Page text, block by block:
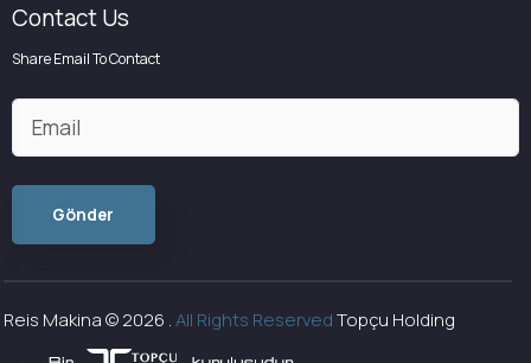
Contact Us
Share Email To Contact
Reis Makina ©2026 .All Rights Reserved Topçu Holding